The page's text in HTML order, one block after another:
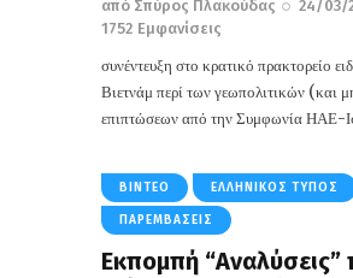
από Σπύρος Πλακούδας
24/03/
1752 Εμφανίσεις
συνέντευξη στο κρατικό πρακτορείο
Βιετνάμ περί των γεωπολιτικών (και
επιπτώσεων από την Συμφωνία ΗΑΕ-
ΒΊΝΤΕΟ ΕΛΛΗΝΙΚΌΣ ΤΎΠΟΣ
ΠΑΡΕΜΒΆΣΕΙΣ
Εκπομπή “Αναλύσεις”